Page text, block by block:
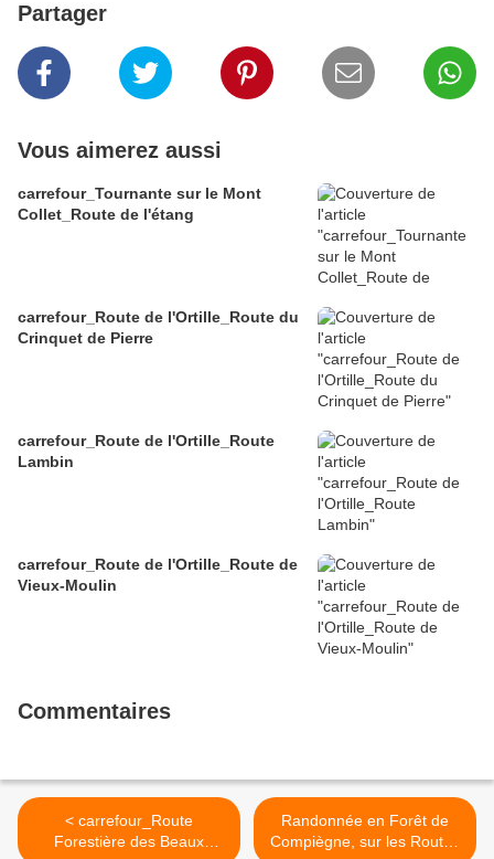
Partager
Vous aimerez aussi
carrefour_Tournante sur le Mont
Collet_Route de l'étang
carrefour_Route de l'Ortille_Route du
Crinquet de Pierre
carrefour_Route de l'Ortille_Route
Lambin
carrefour_Route de l'Ortille_Route de
Vieux-Moulin
Commentaires
< carrefour_Route
Forestière des Beaux
Randonnée en Forêt de
Compiègne, sur les Routes